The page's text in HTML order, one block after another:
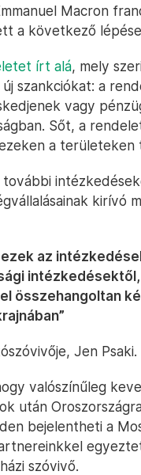
Macron
a következő
írt alá, mely
szankciókat: a
vagy
Sőt, a
a
kirívó
az
összehangoltan
Jen Psaki.
valószínűleg
után
bejelentheti a
szóvivő.